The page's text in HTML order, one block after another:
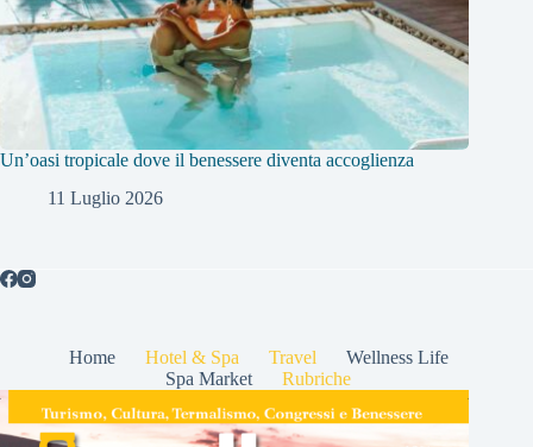
Un’oasi tropicale dove il benessere diventa accoglienza
11 Luglio 2026
Home Hotel & Spa Travel
Wellness Life
Spa Market
Rubriche